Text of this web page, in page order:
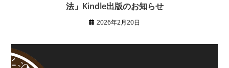
法」Kindle出版のお知らせ
2026年2月20日